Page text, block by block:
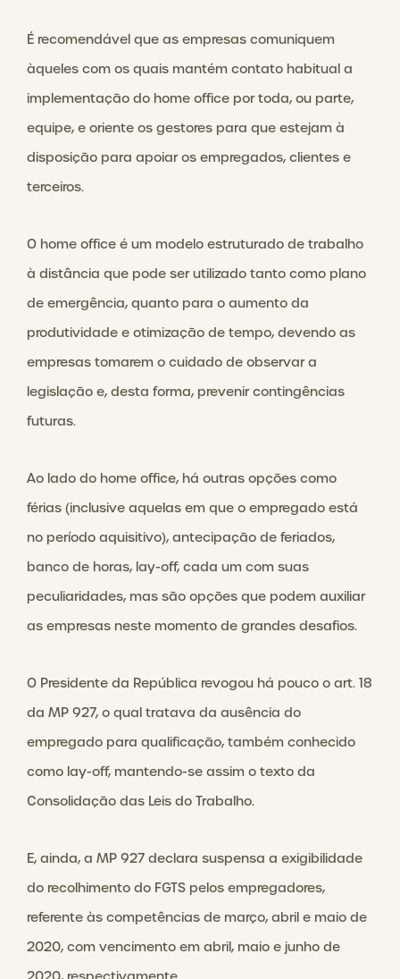
É recomendável que as empresas comuniquem
àqueles com os quais mantém contato habitual a
implementação do home office por toda, ou parte,
equipe, e oriente os gestores para que estejam à
disposição para apoiar os empregados, clientes e
terceiros.
O home office é um modelo estruturado de trabalho
à distância que pode ser utilizado tanto como plano
de emergência, quanto para o aumento da
produtividade e otimização de tempo, devendo as
empresas tomarem o cuidado de observar a
legislação e, desta forma, prevenir contingências
futuras.
Ao lado do home office, há outras opções como
férias (inclusive aquelas em que o empregado está
no período aquisitivo), antecipação de feriados,
banco de horas, lay-off, cada um com suas
peculiaridades, mas são opções que podem auxiliar
as empresas neste momento de grandes desafios.
O Presidente da República revogou há pouco o art. 18
da MP 927, o qual tratava da ausência do
empregado para qualificação, também conhecido
como lay-off, mantendo-se assim o texto da
Consolidação das Leis do Trabalho.
E, ainda, a MP 927 declara suspensa a exigibilidade
do recolhimento do FGTS pelos empregadores,
referente às competências de março, abril e maio de
2020, com vencimento em abril, maio e junho de